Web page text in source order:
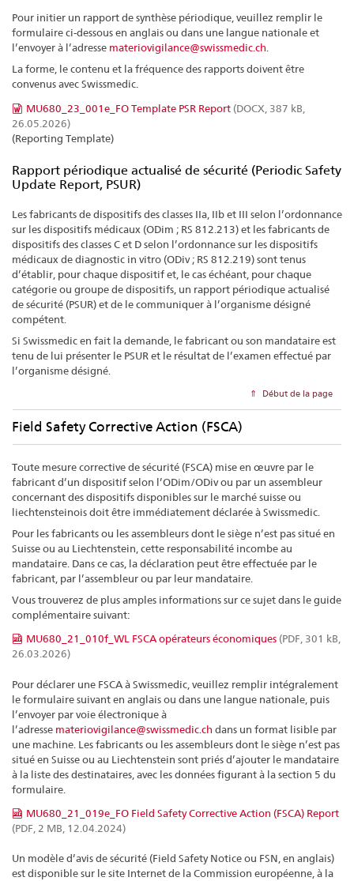
Pour initier un rapport de synthèse périodique, veuillez remplir le
formulaire ci-dessous en anglais ou dans une langue nationale et
l’envoyer à l’adresse materiovigilance@swissmedic.ch
La forme, le contenu et la fréquence des rapports doivent être
convenus avec Swissmedic.
MU680_23_001e_FO Template PSR Report (DOCX, 387 kB,
26.05.2026)
(Reporting Template)
Rapport périodique actualisé de sécurité (Periodic Safety
Update Report, PSUR)
Les fabricants de dispositifs des classes IIa, IIb et III selon l’ordonnance
sur les dispositifs médicaux (ODim ; RS 812.213) et les fabricants de
dispositifs des classes C et D selon l’ordonnance sur les dispositifs
médicaux de diagnostic in vitro (ODiv ; RS 812.219) sont tenus
d’établir, pour chaque dispositif et, le cas échéant, pour chaque
catégorie ou groupe de dispositifs, un rapport périodique actualisé
de sécurité (PSUR) et de le communiquer à l’organisme désigné
compétent.
Si Swissmedic en fait la demande, le fabricant ou son mandataire est
tenu de lui présenter le PSUR et le résultat de l’examen effectué par
l’organisme désigné.
Début de la page
Field Safety Corrective Action (FSCA)
Toute mesure corrective de sécurité (FSCA) mise en œuvre par le
fabricant d’un dispositif selon l’ODim/ODiv ou par un assembleur
concernant des dispositifs disponibles sur le marché suisse ou
liechtensteinois doit être immédiatement déclarée à Swissmedic.
Pour les fabricants ou les assembleurs dont le siège n’est pas situé en
Suisse ou au Liechtenstein, cette responsabilité incombe au
mandataire. Dans ce cas, la déclaration peut être effectuée par le
fabricant, par l’assembleur ou par leur mandataire.
Vous trouverez de plus amples informations sur ce sujet dans le guide
complémentaire suivant:
MU680_21_010f_WL FSCA opérateurs économiques (PDF, 301 kB,
26.03.2026)
Pour déclarer une FSCA à Swissmedic, veuillez remplir intégralement
le formulaire suivant en anglais ou dans une langue nationale, puis
l’envoyer par voie électronique à
l’adresse materiovigilance@swissmedic.ch dans un format lisible par
une machine. Les fabricants ou les assembleurs dont le siège n’est pas
situé en Suisse ou au Liechtenstein sont priés d’ajouter le mandataire
à la liste des destinataires, avec les données figurant à la section 5 du
formulaire.
MU680_21_019e_FO Field Safety Corrective Action (FSCA) Report
(PDF, 2 MB, 12.04.2024)
Un modèle d’avis de sécurité (Field Safety Notice ou FSN, en anglais)
est disponible sur le site Internet de la Commission européenne, à la